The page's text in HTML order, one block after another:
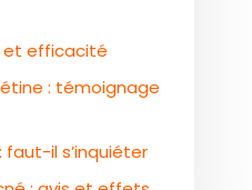
et efficacité
: témoignage
il s’inquiéter